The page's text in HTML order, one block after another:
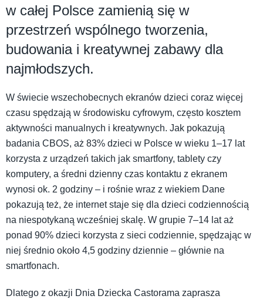
w całej Polsce zamienią się w
przestrzeń wspólnego tworzenia,
budowania i kreatywnej zabawy dla
najmłodszych.
W świecie wszechobecnych ekranów dzieci coraz więcej
czasu spędzają w środowisku cyfrowym, często kosztem
aktywności manualnych i kreatywnych. Jak pokazują
badania CBOS, aż 83% dzieci w Polsce w wieku 1–17 lat
korzysta z urządzeń takich jak smartfony, tablety czy
komputery, a średni dzienny czas kontaktu z ekranem
wynosi ok. 2 godziny – i rośnie wraz z wiekiem Dane
pokazują też, że internet staje się dla dzieci codziennością
na niespotykaną wcześniej skalę. W grupie 7–14 lat aż
ponad 90% dzieci korzysta z sieci codziennie, spędzając w
niej średnio około 4,5 godziny dziennie – głównie na
smartfonach.
Dlatego z okazji Dnia Dziecka Castorama zaprasza